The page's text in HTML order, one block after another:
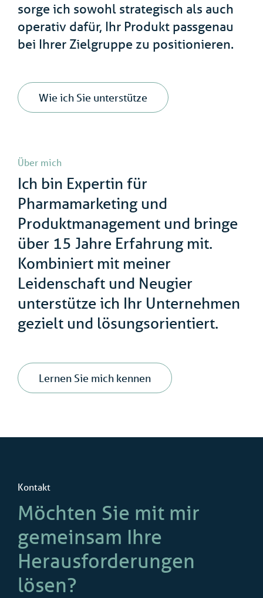
sorge ich sowohl strategisch als auch
operativ dafür, Ihr Produkt passgenau
bei Ihrer Zielgruppe zu positionieren.
Wie ich Sie unterstütze
Über mich
Ich bin Expertin für
Pharmamarketing und
Produktmanagement und bringe
über 15 Jahre Erfahrung mit.
Kombiniert mit meiner
Leidenschaft und Neugier
unterstütze ich Ihr Unternehmen
gezielt und lösungsorientiert.
Lernen Sie mich kennen
Kontakt
Möchten Sie mit mir
gemeinsam Ihre
Herausforderungen
lösen?